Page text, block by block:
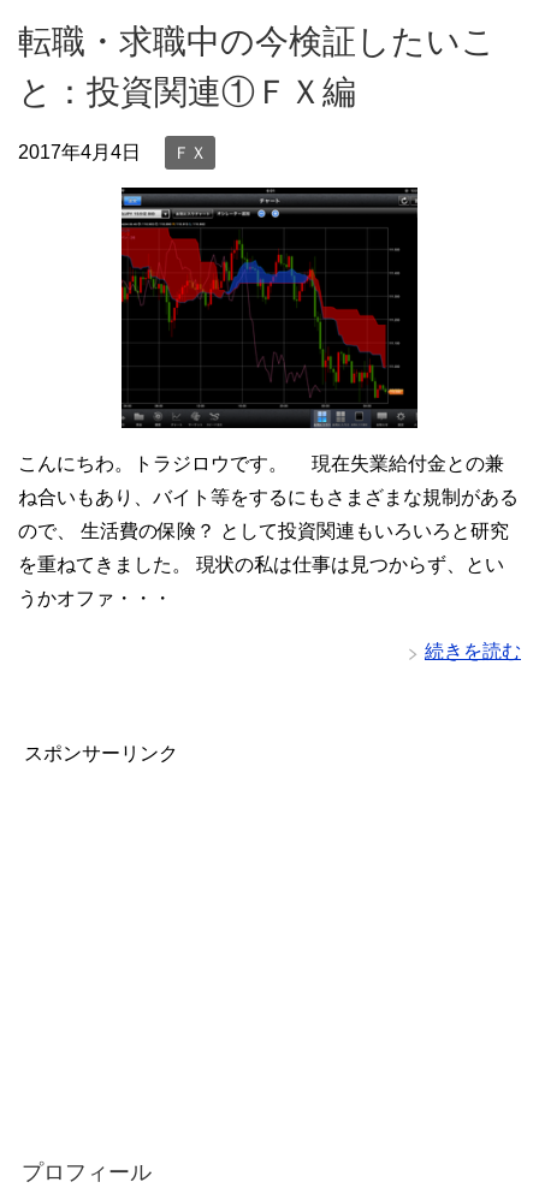
転職・求職中の今検証したいこ
と：投資関連①ＦＸ編
2017年4月4日 ＦＸ
こんにちわ。トラジロウです。 現在失業給付金との兼
ね合いもあり、バイト等をするにもさまざまな規制がある
ので、 生活費の保険？ として投資関連もいろいろと研究
を重ねてきました。 現状の私は仕事は見つからず、とい
うかオファ・・・
続きを読む
スポンサーリンク
プロフィール